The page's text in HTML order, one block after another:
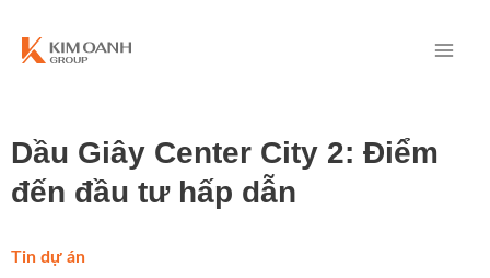
Dầu Giây Center City 2: Điểm
đến đầu tư hấp dẫn
Tin dự án